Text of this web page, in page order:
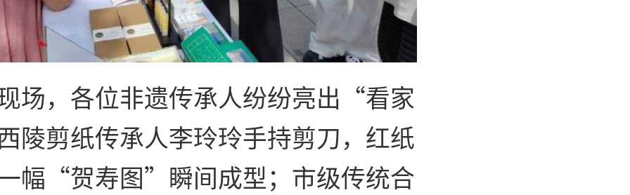
场，各位非遗传承人纷纷亮出“看家
陵剪纸传承人李玲玲手持剪刀，红纸
幅“贺寿图”瞬间成型；市级传统合